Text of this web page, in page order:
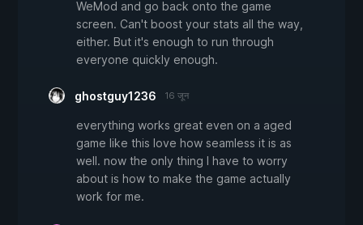
WeMod and go back onto the game
screen. Can't boost your stats all the way,
either. But it's enough to run through
everyone quickly enough.
ghostguy1236 16 जून
everything works great even on a aged
game like this love how seamless it is as
well. now the only thing I have to worry
about is how to make the game actually
work for me.